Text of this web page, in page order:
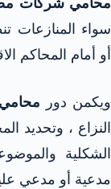
محامي شركات
سواء المنازعات
أو أمام المحاكم
ويكمن دور
النزاع ، وتحديد
الشكلية
مدعية أو مدعي